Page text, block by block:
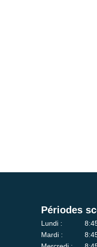
Périodes
Lundi :
Mardi :